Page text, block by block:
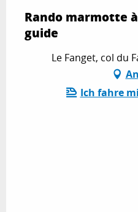
Rando marmotte
guide
Le Fanget, col du
Ich fahre